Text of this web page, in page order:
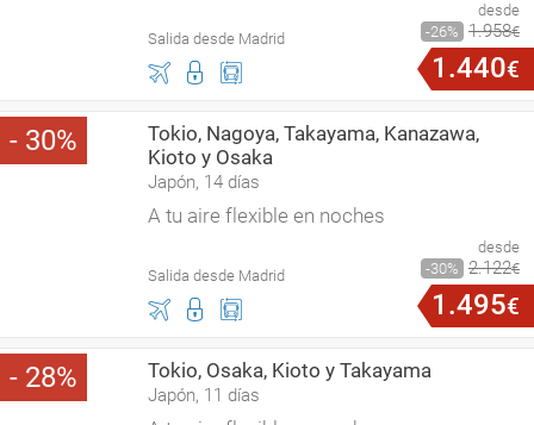
Salida desde Madrid
desde
26
1.958€
1 .440€
30
Tokio, Nagoya, Takayama, Kanazawa,
Kioto y Osaka
Japón, 14 días
A tu aire flexible en noches
Salida desde Madrid
desde
30
2.122€
1 .495€
28 Tokio, Osaka, Kioto y Takayama
Japón, 11 días